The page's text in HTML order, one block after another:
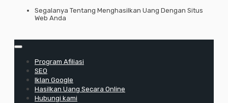
LewatiSegalanya Tentang Menghasilkan Uang Dengan Situs
Web Anda
Program Afiliasi
SEO
Iklan Google
Hasilkan Uang Secara Online
Hubungi kami